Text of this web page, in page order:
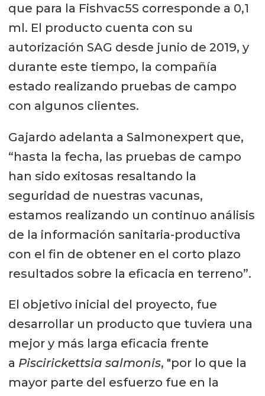
que para la Fishvac5S corresponde a 0,1
ml. El producto cuenta con su
autorización SAG desde junio de 2019, y
durante este tiempo, la compañía
estado realizando pruebas de campo
con algunos clientes.
Gajardo adelanta a Salmonexpert que,
“hasta la fecha, las pruebas de campo
han sido exitosas resaltando la
seguridad de nuestras vacunas,
estamos realizando un continuo análisis
de la información sanitaria-productiva
con el fin de obtener en el corto plazo
resultados sobre la eficacia en terreno”.
El objetivo inicial del proyecto, fue
desarrollar un producto que tuviera una
mejor y más larga eficacia frente
a Piscirickettsia salmonis, "por lo que la
mayor parte del esfuerzo fue en la